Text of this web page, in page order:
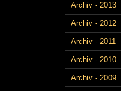
Archiv - 2013
Archiv - 2012
Archiv - 2011
Archiv - 2010
Archiv - 2009